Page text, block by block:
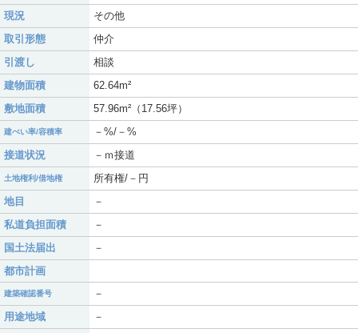
現況
その他
取引形態
仲介
引渡し
相談
建物面積
62.64m²
敷地面積
57.96m²（17.56坪）
建ぺい率/容積率
－%/－%
接道状況
－ｍ接道
土地権利/借地権
所有権/－円
地目
－
私道負担面積
－
国土法届出
－
都市計画
建築確認番号
－
用途地域
－